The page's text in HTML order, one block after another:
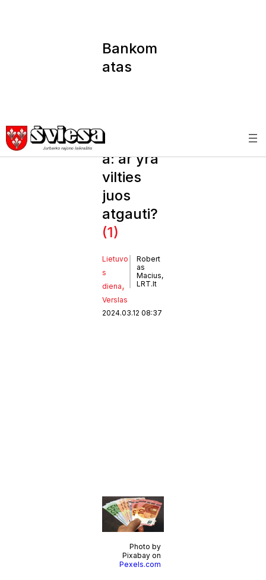
Bankom
atas
negrąžin
a: ar yra
vilties
juos
atgauti?
(1)
Lietuvo
s
diena
Verslas
Robert
as
Macius,
LRT.lt
2024.03.12 08:37
Photo by
Pixabay on
Pexels.com